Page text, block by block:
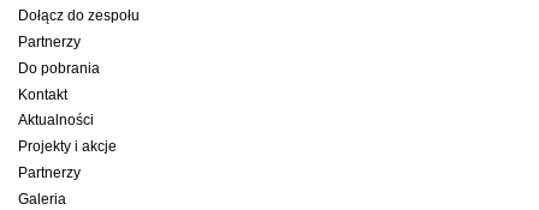
Dołącz do zespołu
Partnerzy
Do pobrania
Kontakt
Aktualności
Projekty i akcje
Partnerzy
Galeria